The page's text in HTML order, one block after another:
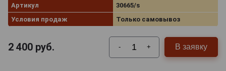
Артикул
30665/s
Условия продаж
Только самовывоз
2 400 руб. - + В заявку